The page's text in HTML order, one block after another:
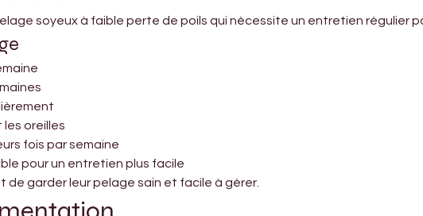
soyeux à faible perte de poils qui nécessite un entretien régulier
oreilles
fois par semaine
pour un entretien plus facile
de garder leur pelage sain et facile à gérer.